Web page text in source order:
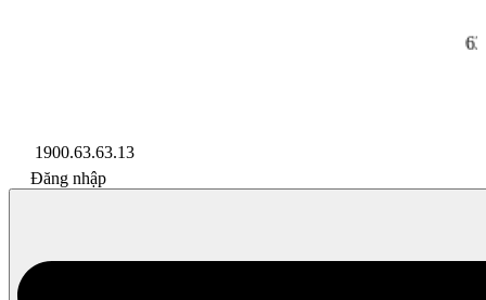
63 Cửu
1900.63.63.13
Đăng nhập